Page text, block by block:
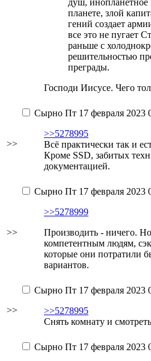
душ, инопланетное
планете, злой
гений создает
все это не пугает
раньше с
решительностью
преграды.
Господи Иисусе. Чего
>>
Сырно Пт 17 февраля 2023
>>5278995
Всё практически так и
Кроме SSD, забитых
документацией.
>>
Сырно Пт 17 февраля 2023
>>5278999
Производить - ничего.
компетентным людям,
которые они потратили
вариантов.
>>
Сырно Пт 17 февраля 2023
>>5278995
Снять комнату и
Сырно Пт 17 февраля 2023